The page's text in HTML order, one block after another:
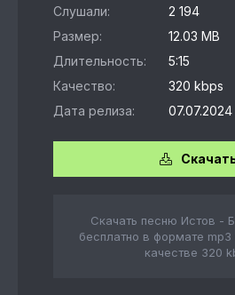
Слушали:
2 194
Размер:
12.03 MB
Длительность:
5:15
Качество:
320 kbps
Дата релиза:
07.07.2024
Скачать песню Истов -
бесплатно в формате
качестве 320